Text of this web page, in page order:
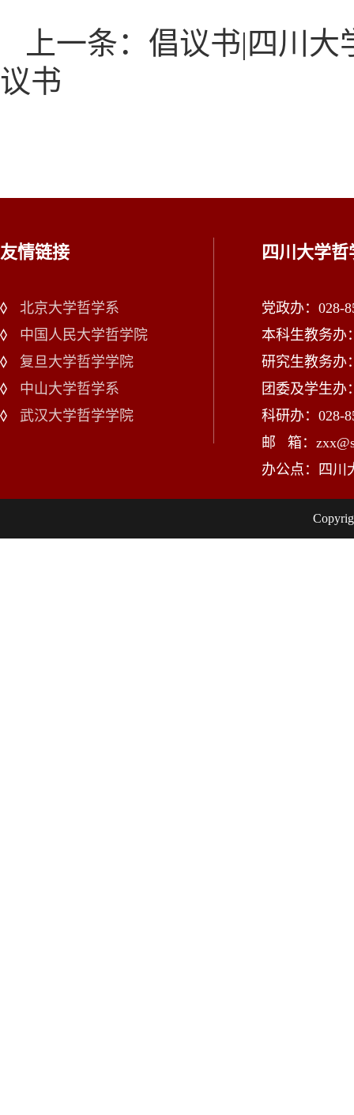
上一条：倡议书|四川
议书
友情链接
北京大学哲学系
中国人民大学哲学院
复旦大学哲学学院
中山大学哲学系
武汉大学哲学学院
四川大学哲
党政办：028-
本科生教务办
研究生教务办
团委及学生办
科研办：028-
邮 箱：
办公点：四川